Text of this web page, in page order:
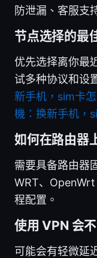
防泄漏、客服支
节点选择的最
优先选择离你最
试多种协议和设
新手机，sim卡
機：换新手机，
如何在路由器
需要具备路由器
WRT、
程配置。
使用 VPN 会
可能会有轻微延